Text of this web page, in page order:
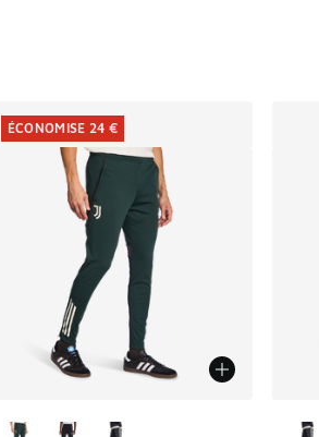
ÉCONOMISE 24 €